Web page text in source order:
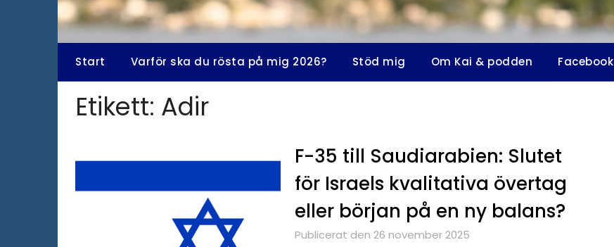
Start Varför ska du rösta på mig 2026? Stöd mig Om Kai & podden Facebook
Etikett: Adir
F-35 till Saudiarabien: Slutet
för Israels kvalitativa övertag
eller början på en ny balans?
Publicerat den 26 november 2025